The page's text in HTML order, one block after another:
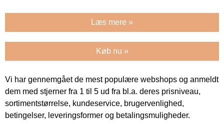
Læs mere »
Køb nu »
Vi har gennemgået de mest populære webshops og anmeldt
dem med stjerner fra 1 til 5 ud fra bl.a. deres prisniveau,
sortimentstørrelse, kundeservice, brugervenlighed,
betingelser, leveringsformer og betalingsmuligheder.